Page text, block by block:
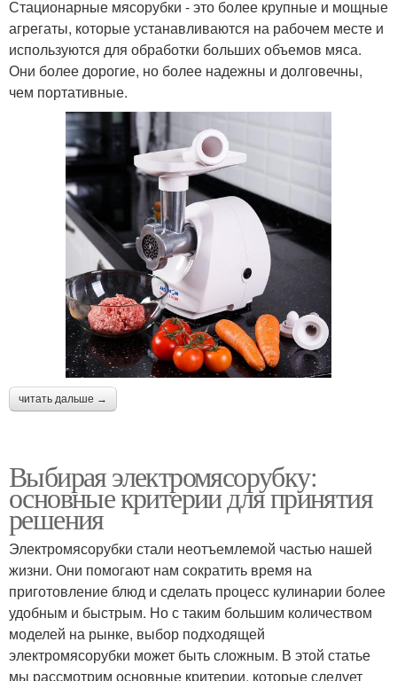
Стационарные мясорубки - это более крупные и мощные
агрегаты, которые устанавливаются на рабочем месте и
используются для обработки больших объемов мяса.
Они более дорогие, но более надежны и долговечны,
чем портативные.
читать дальше →
Выбирая электромясорубку:
основные критерии для принятия
решения
Электромясорубки стали неотъемлемой частью нашей
жизни. Они помогают нам сократить время на
приготовление блюд и сделать процесс кулинарии более
удобным и быстрым. Но с таким большим количеством
моделей на рынке, выбор подходящей
электромясорубки может быть сложным. В этой статье
мы рассмотрим основные критерии, которые следует